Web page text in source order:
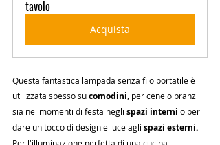
tavolo
Acquista
Questa fantastica lampada senza filo portatile è
utilizzata spesso su comodini , per cene o pranzi
sia nei momenti di festa negli spazi interni o per
dare un tocco di design e luce agli spazi esterni.